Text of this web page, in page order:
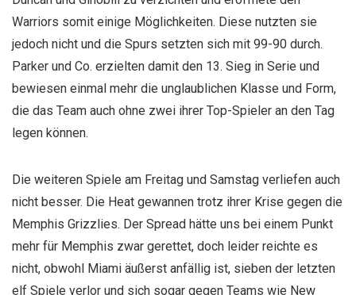
Warriors somit einige Möglichkeiten. Diese nutzten sie
jedoch nicht und die Spurs setzten sich mit 99-90 durch.
Parker und Co. erzielten damit den 13. Sieg in Serie und
bewiesen einmal mehr die unglaublichen Klasse und Form,
die das Team auch ohne zwei ihrer Top-Spieler an den Tag
legen können.
Die weiteren Spiele am Freitag und Samstag verliefen auch
nicht besser. Die Heat gewannen trotz ihrer Krise gegen die
Memphis Grizzlies. Der Spread hätte uns bei einem Punkt
mehr für Memphis zwar gerettet, doch leider reichte es
nicht, obwohl Miami äußerst anfällig ist, sieben der letzten
elf Spiele verlor und sich sogar gegen Teams wie New